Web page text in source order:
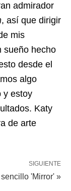
admirador
, así que dirigir
mis
sueño hecho
desde el
algo
y estoy
Katy
de arte
SIGUIENTE
'Mirror' »